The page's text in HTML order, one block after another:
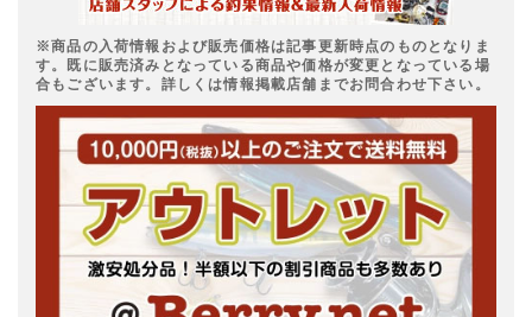
※商品の入荷情報および販売価格は記事更新時点のものとなりま
す。既に販売済みとなっている商品や価格が変更となっている場
合もございます。詳しくは情報掲載店舗までお問合わせ下さい。